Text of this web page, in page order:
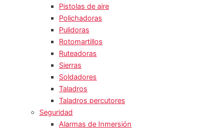
Pistolas de aire
Polichadoras
Pulidoras
Rotomartillos
Ruteadoras
Sierras
Soldadores
Taladros
Taladros percutores
Seguridad
Alarmas de Inmersión